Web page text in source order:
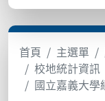
首頁 主選單
校地統計資訊
國立嘉義大學